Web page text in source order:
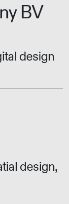
BV
design
design,